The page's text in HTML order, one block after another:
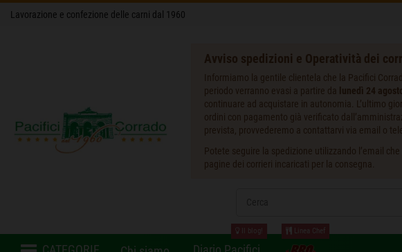
Lavorazione e confezione delle carni dal 1960
Avviso spedizioni e Operatività dei
Informiamo la gentile clientela che la Pacifici
periodo verranno evasi a partire da lunedì 24
continuare ad acquistare in autonomia. L’ultimo
ordini con pagamento già verificato
prevista, provvederemo a contattarvi via email o
Potete seguire la spedizione utilizzando l’email
pagine dei corrieri incaricati per la consegna.
Il blog! Linea Chef